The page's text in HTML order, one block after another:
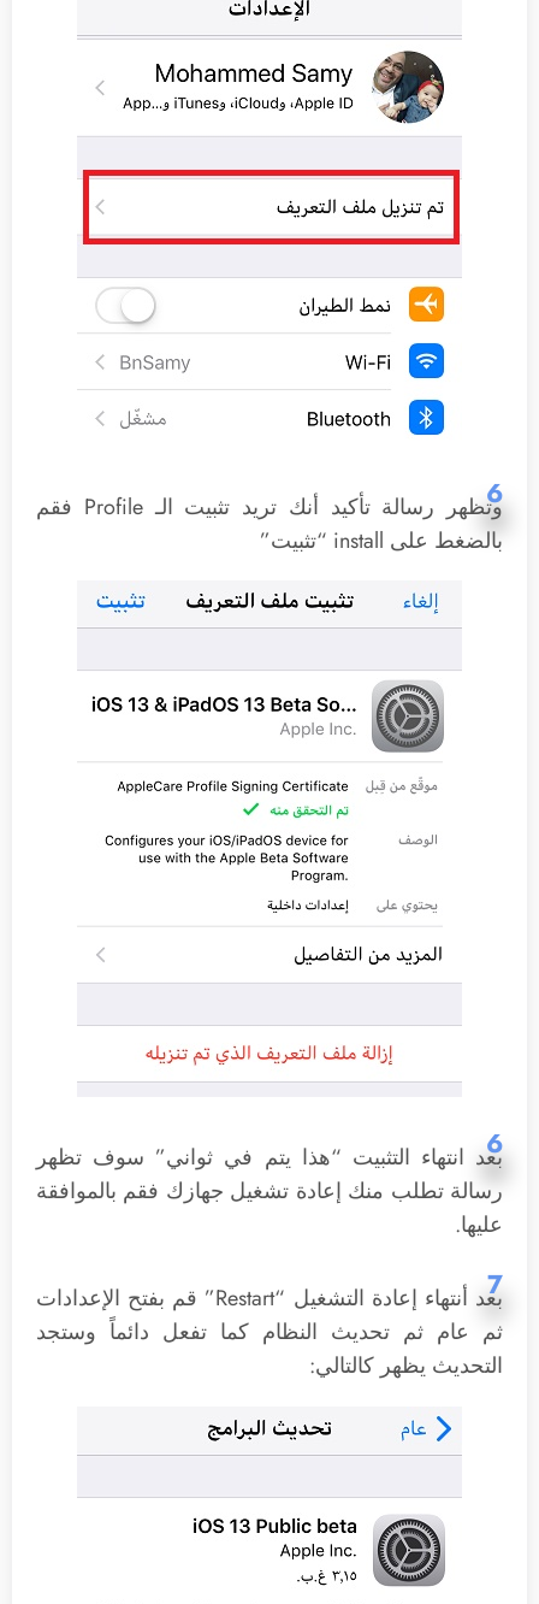
6
وتظهر رسالة تأكيد أنك تريد تثبيت الـ Profile فقم
بالضغط على install “تثبيت”
6
بعد انتهاء التثبيت “هذا يتم في ثواني” سوف تظهر
رسالة تطلب منك إعادة تشغيل جهازك فقم بالموافقة
عليها.
7
بعد أنتهاء إعادة التشغيل “Restart” قم بفتح الإعدادات
ثم عام ثم تحديث النظام كما تفعل دائماً وستجد
التحديث يظهر كالتالي: